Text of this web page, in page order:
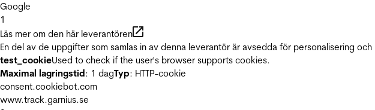
Google
1
Läs mer om den här leverantören
En del av de uppgifter som samlas in av denna leverantör är avsedda för personalisering
test_cookieUsed to check if the user's browser supports cookies.
Maximal lagringstid: 1 dagTyp: HTTP-cookie
consent.cookiebot.com
www.track.garnius.se